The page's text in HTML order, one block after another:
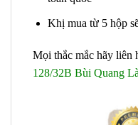
Khị mua từ 5 hộp
Mọi thắc mắc hãy liên
128/32B Bùi Quang